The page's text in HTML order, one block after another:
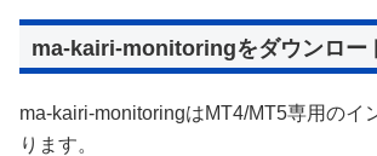
ma-kairi-monitoringをダウンロー
ma-kairi-monitoringはMT4/MT5専用のイ
ります。